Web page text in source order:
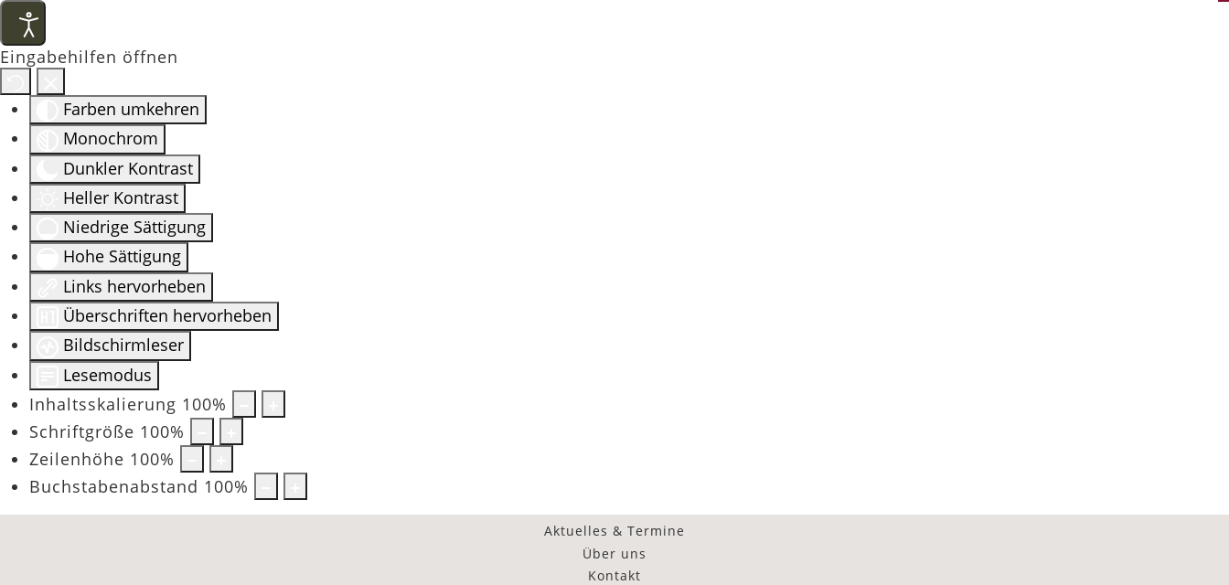
Eingabehilfen öffnen
Farben umkehren
Monochrom
Dunkler Kontrast
Heller Kontrast
Niedrige Sättigung
Hohe Sättigung
Links hervorheben
Überschriften hervorheben
Bildschirmleser
Lesemodus
Inhaltsskalierung 100%
Schriftgröße 100%
Zeilenhöhe 100%
Buchstabenabstand 100%
Aktuelles & Termine
Über uns
Kontakt